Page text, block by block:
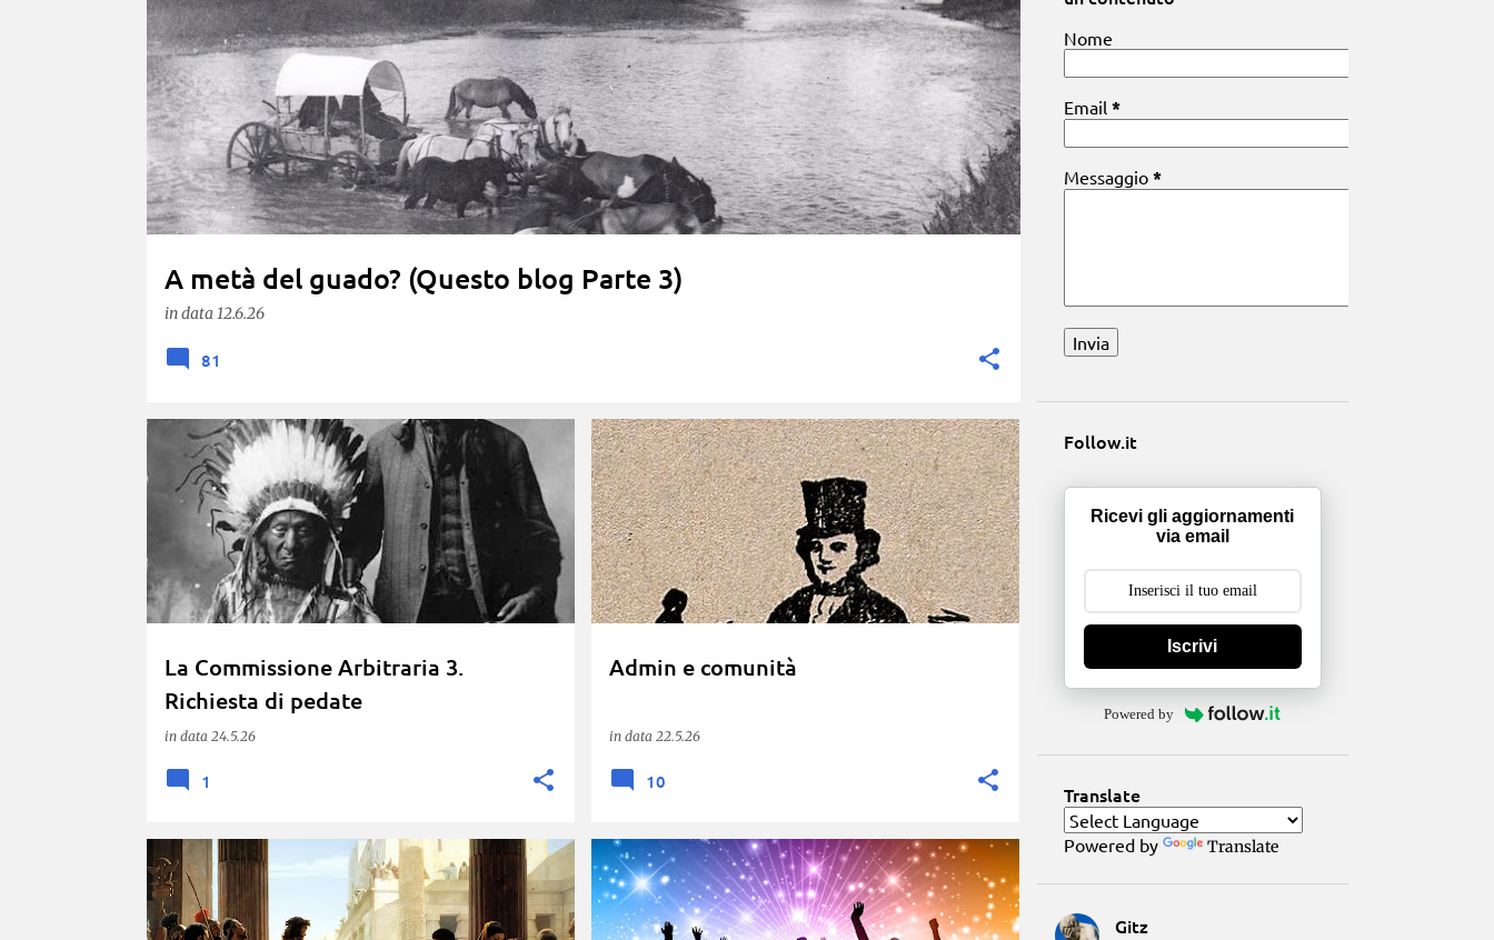
s
t
A metà del guado? (Questo blog Parte 3)
in data12.6.26
81
La Commissione Arbitraria 3.
Richiesta di pedate
in data 24.5.26
COMMISSIONE ARBITRALE DISCUSSIONE INTERNA +
1
Admin e comunità
in data 22.5.26
UTENTI CENTRALI E PERIFERICI
10
.MAU. PHYREXIAN PIERPAO
+
UTENTI CENTRALI E PERIFERICI
PHYREXIAN POV-PUSHER
Nome
Email *
Messaggio *
Follow.it
Ricevi gli aggiornamenti
via email
Iscrivi
Powered by
Translate
Powered by Translate
Gitz